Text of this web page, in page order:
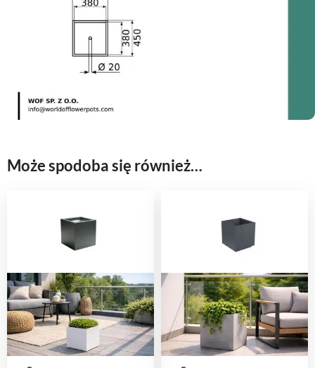
Może spodoba się również…